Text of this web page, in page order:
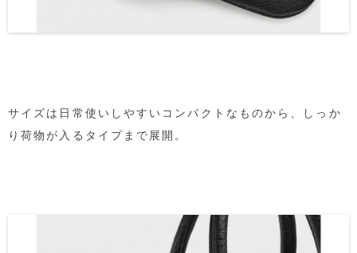
サイズは日常使いしやすいコンパクトなものから、しっか
り荷物が入るタイプまで展開。